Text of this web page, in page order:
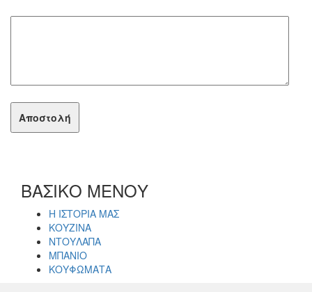
ΒΑΣΙΚΟ ΜΕΝΟΥ
Η ΙΣΤΟΡΙΑ ΜΑΣ
ΚΟΥΖΙΝΑ
ΝΤΟΥΛΑΠΑ
ΜΠΑΝΙΟ
ΚΟΥΦΩΜΑΤΑ